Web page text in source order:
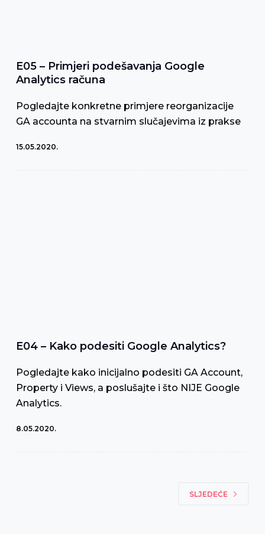
E05 – Primjeri podešavanja Google
Analytics računa
Pogledajte konkretne primjere reorganizacije
GA accounta na stvarnim slučajevima iz prakse
15.05.2020.
E04 – Kako podesiti Google Analytics?
Pogledajte kako inicijalno podesiti GA Account,
Property i Views, a poslušajte i što NIJE Google
Analytics.
8.05.2020.
SLJEDEĆE